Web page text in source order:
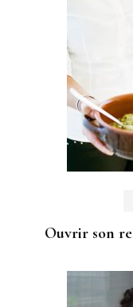
Ouvrir son